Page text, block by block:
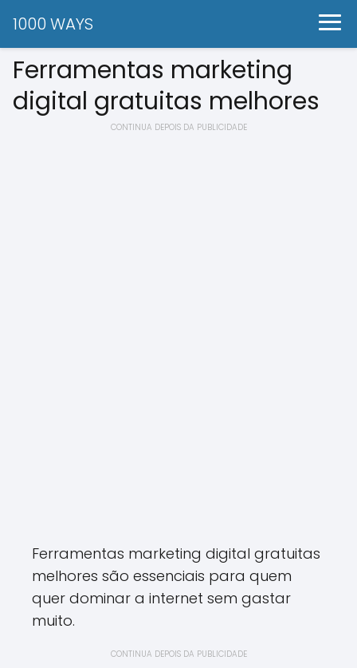
1000 WAYS
Ferramentas marketing
digital gratuitas melhores
CONTINUA DEPOIS DA PUBLICIDADE
Ferramentas marketing digital gratuitas
melhores são essenciais para quem
quer dominar a internet sem gastar
muito.
CONTINUA DEPOIS DA PUBLICIDADE